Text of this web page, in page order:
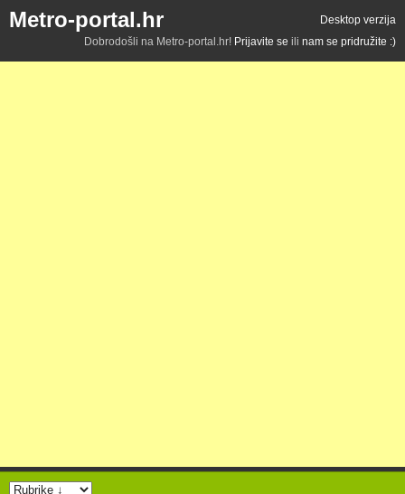
Metro-portal.hr
Desktop verzija
Dobrodošli na Metro-portal.hr! Prijavite se ili nam se pridružite :)